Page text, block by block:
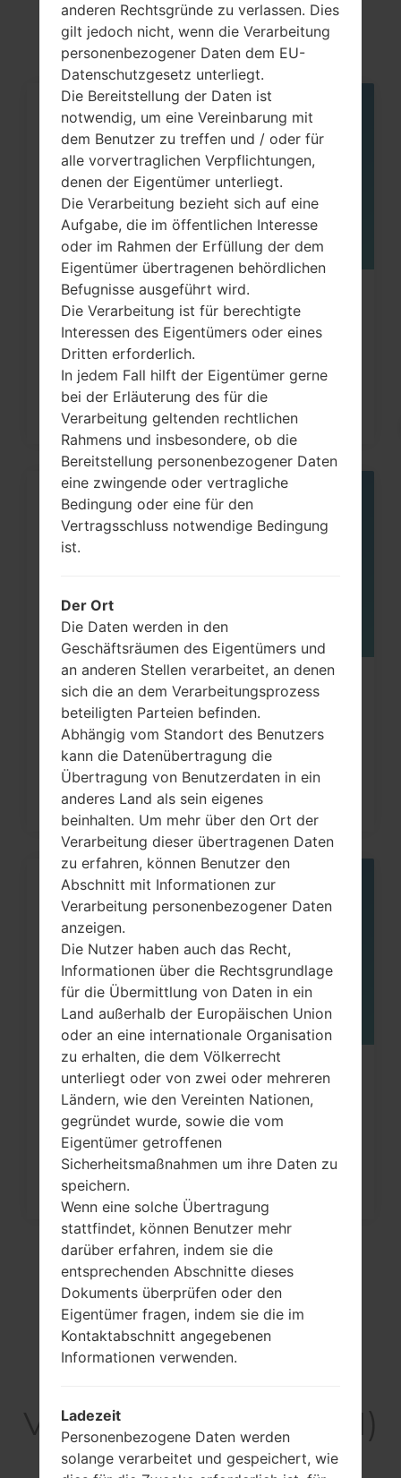
akaLG G4 LTE-A
Wie kann ich auf LG G3, G4, G5, G7
und ähnlichen Serien...
Wie kann man die
Werkseinstellungen durch Code
auf...
MAI
Wie kann man die
Werkseinstellungen durch Menü
auf...
Video LGH811(LGH811)
akaLG G4 LTE-A
anderen Rechtsgründe zu verlassen. Dies
gilt jedoch nicht, wenn die Verarbeitung
personenbezogener Daten dem EU-
Datenschutzgesetz unterliegt.
Die Bereitstellung der Daten ist
notwendig, um eine Vereinbarung mit
dem Benutzer zu treffen und / oder für
alle vorvertraglichen Verpflichtungen,
denen der Eigentümer unterliegt.
Die Verarbeitung bezieht sich auf eine
Aufgabe, die im öffentlichen Interesse
oder im Rahmen der Erfüllung der dem
Eigentümer übertragenen behördlichen
Befugnisse ausgeführt wird.
Die Verarbeitung ist für berechtigte
Interessen des Eigentümers oder eines
Dritten erforderlich.
In jedem Fall hilft der Eigentümer gerne
bei der Erläuterung des für die
Verarbeitung geltenden rechtlichen
Rahmens und insbesondere, ob die
Bereitstellung personenbezogener Daten
eine zwingende oder vertragliche
Bedingung oder eine für den
Vertragsschluss notwendige Bedingung
ist.
Der Ort
Die Daten werden in den
Geschäftsräumen des Eigentümers und
an anderen Stellen verarbeitet, an denen
sich die an dem Verarbeitungsprozess
beteiligten Parteien befinden.
Abhängig vom Standort des Benutzers
kann die Datenübertragung die
Übertragung von Benutzerdaten in ein
anderes Land als sein eigenes
beinhalten. Um mehr über den Ort der
Verarbeitung dieser übertragenen Daten
zu erfahren, können Benutzer den
Abschnitt mit Informationen zur
Verarbeitung personenbezogener Daten
anzeigen.
Die Nutzer haben auch das Recht,
Informationen über die Rechtsgrundlage
für die Übermittlung von Daten in ein
Land außerhalb der Europäischen Union
oder an eine internationale Organisation
zu erhalten, die dem Völkerrecht
unterliegt oder von zwei oder mehreren
Ländern, wie den Vereinten Nationen,
gegründet wurde, sowie die vom
Eigentümer getroffenen
Sicherheitsmaßnahmen um ihre Daten zu
speichern.
Wenn eine solche Übertragung
stattfindet, können Benutzer mehr
darüber erfahren, indem sie die
entsprechenden Abschnitte dieses
Dokuments überprüfen oder den
Eigentümer fragen, indem sie die im
Kontaktabschnitt angegebenen
Informationen verwenden.
Ladezeit
Personenbezogene Daten werden
solange verarbeitet und gespeichert, wie